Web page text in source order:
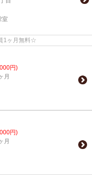
室
1ヶ月無料☆
円)
月
円)
月